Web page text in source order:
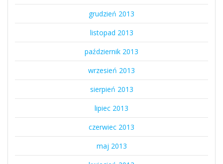
grudzień 2013
listopad 2013
październik 2013
wrzesień 2013
sierpień 2013
lipiec 2013
czerwiec 2013
maj 2013